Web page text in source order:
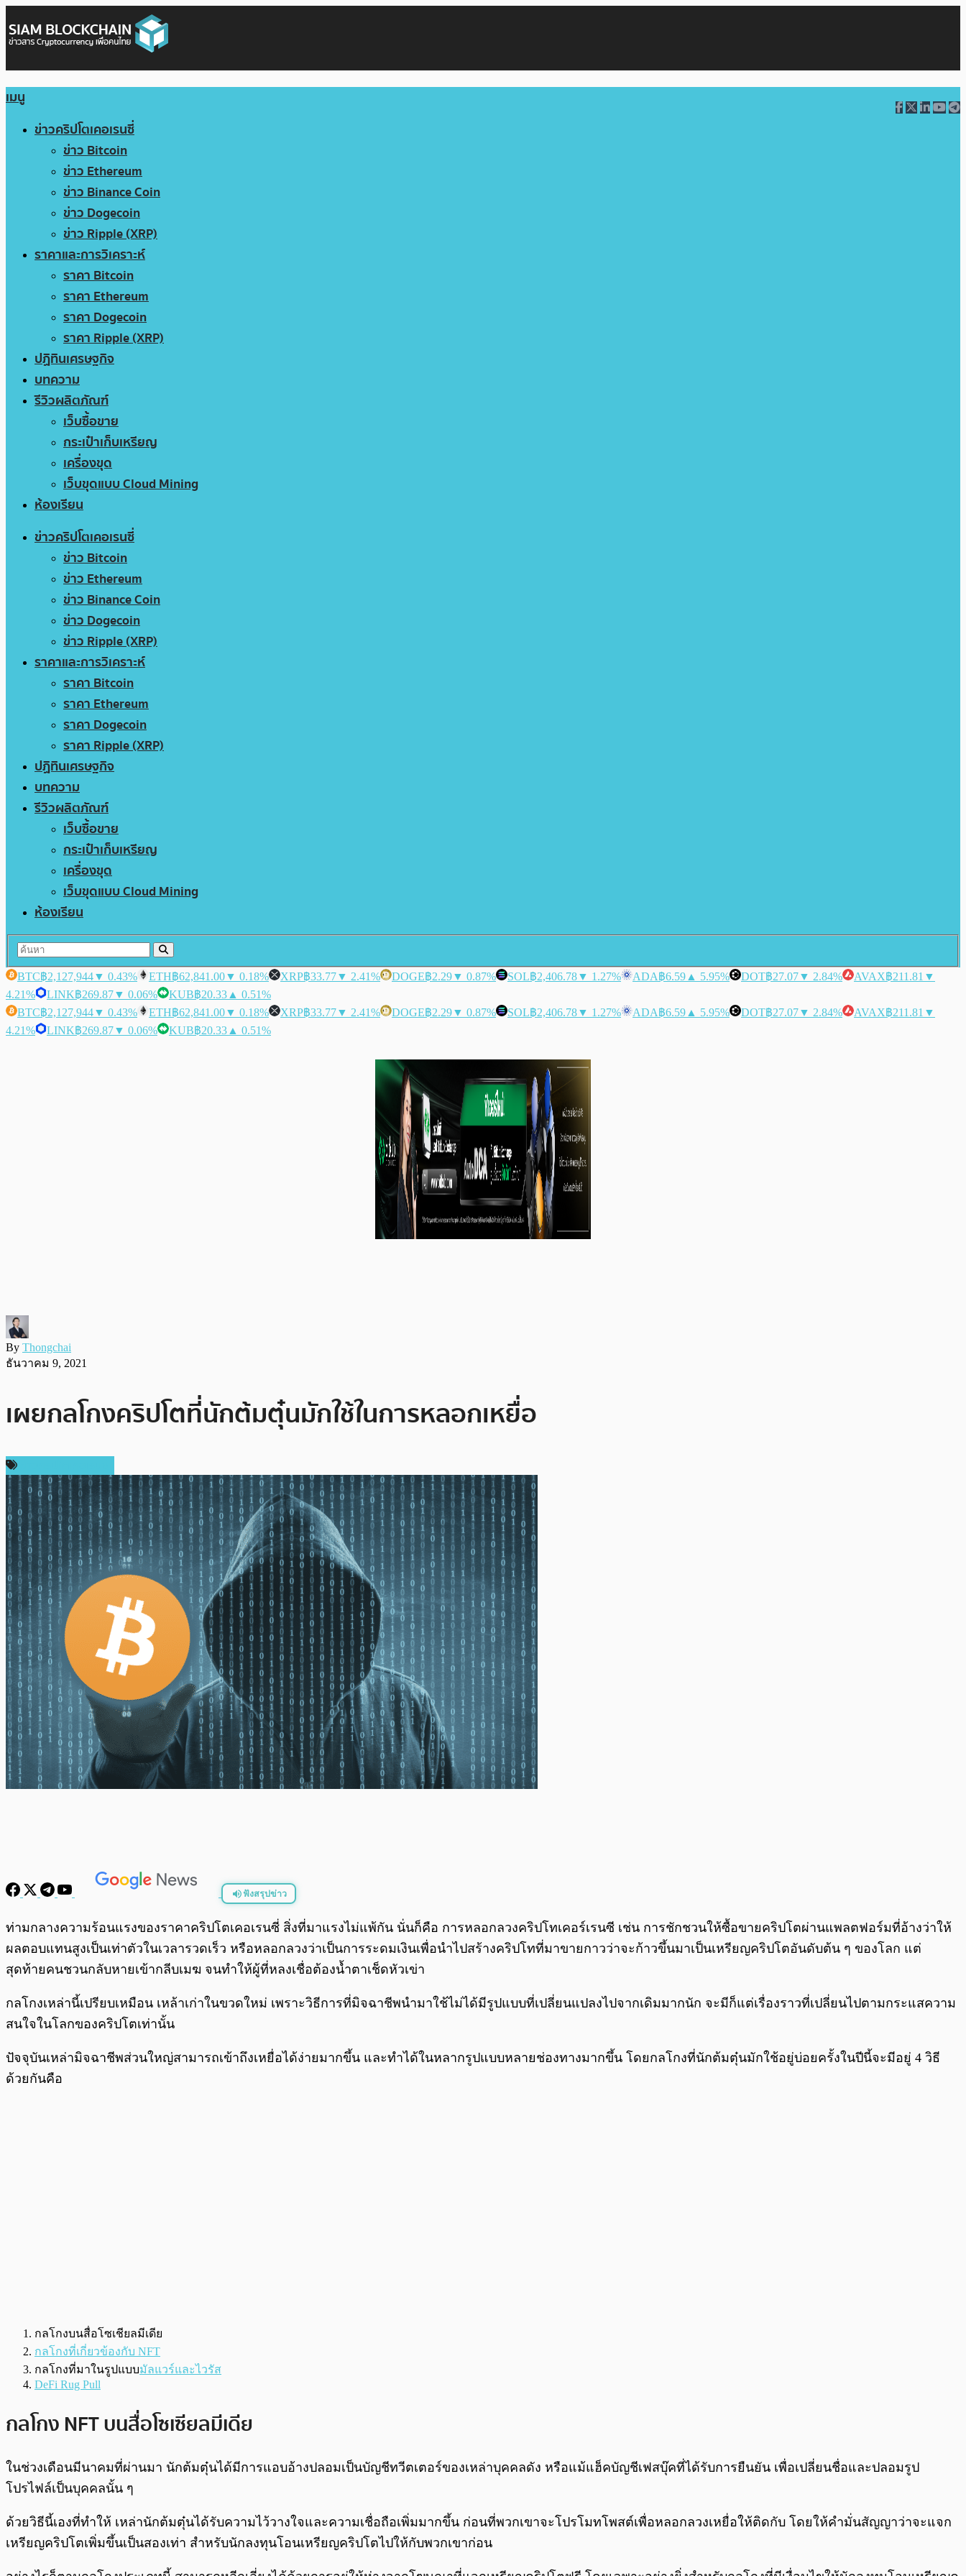
เมนู
ข่าวคริปโตเคอเรนซี่
ข่าว Bitcoin
ข่าว Ethereum
ข่าว Binance Coin
ข่าว Dogecoin
ข่าว Ripple (XRP)
ราคาและการวิเคราะห์
ราคา Bitcoin
ราคา Ethereum
ราคา Dogecoin
ราคา Ripple (XRP)
ปฏิทินเศรษฐกิจ
บทความ
รีวิวผลิตภัณฑ์
เว็บซื้อขาย
กระเป๋าเก็บเหรียญ
เครื่องขุด
เว็บขุดแบบ Cloud Mining
ห้องเรียน
ข่าวคริปโตเคอเรนซี่
ข่าว Bitcoin
ข่าว Ethereum
ข่าว Binance Coin
ข่าว Dogecoin
ข่าว Ripple (XRP)
ราคาและการวิเคราะห์
ราคา Bitcoin
ราคา Ethereum
ราคา Dogecoin
ราคา Ripple (XRP)
ปฏิทินเศรษฐกิจ
บทความ
รีวิวผลิตภัณฑ์
เว็บซื้อขาย
กระเป๋าเก็บเหรียญ
เครื่องขุด
เว็บขุดแบบ Cloud Mining
ห้องเรียน
BTC฿2,127,944▼ 0.43% ETH฿62,841.00▼ 0.18% XRP฿33.77▼ 2.41% DOGE฿2.29▼ 0.87% SOL฿2,406.78▼ 1.27% ADA฿6.59 ▲ 5.95% DOT฿27.07▼ 2.84% AVAX฿211.81 ▼
4.21%
LINK฿269.87▼ 0.06% KUB฿20.33 ▲ 0.51%
BTC฿2,127,944▼ 0.43% ETH฿62,841.00▼ 0.18% XRP฿33.77▼ 2.41% DOGE฿2.29▼ 0.87% SOL฿2,406.78▼ 1.27% ADA฿6.59 ▲ 5.95% DOT฿27.07▼ 2.84% AVAX฿211.81 ▼
4.21%
LINK฿269.87▼ 0.06% KUB฿20.33 ▲ 0.51%
By Thongchai
ธันวาคม 9, 2021
เผยกลโกงคริปโตที่นักต้มตุ๋นมักใช้ในการหลอกเหยื่อ
ฟังสรุปข่าว
0:00/ 0:00
ท่ามกลางความร้อนแรงของราคาคริปโตเคอเรนซี่ สิ่งที่มาแรงไม่แพ้กัน นั่นก็คือ การหลอกลวงคริปโทเคอร์เรนซี เช่น การชักชวนให้ซื้อขายคริปโตผ่านแพลตฟอร์มที่อ้างว่าให้
ผลตอบแทนสูงเป็นเท่าตัวในเวลารวดเร็ว หรือหลอกลวงว่าเป็นการระดมเงินเพื่อนำไปสร้างคริปโทที่มาขายกาวว่าจะก้าวขึ้นมาเป็นเหรียญคริปโตอันดับต้น ๆ ของโลก แต่
สุดท้ายคนชวนกลับหายเข้ากลีบเมฆ จนทำให้ผู้ที่หลงเชื่อต้องน้ำตาเช็ดหัวเข่า
กลโกงเหล่านี้เปรียบเหมือน เหล้าเก่าในขวดใหม่ เพราะวิธีการที่มิจฉาชีพนำมาใช้ไม่ได้มีรูปแบบที่เปลี่ยนแปลงไปจากเดิมมากนัก จะมีก็แต่เรื่องราวที่เปลี่ยนไปตามกระแสความ
สนใจในโลกของคริปโตเท่านั้น
ปัจจุบันเหล่ามิจฉาชีพส่วนใหญ่สามารถเข้าถึงเหยื่อได้ง่ายมากขึ้น และทำได้ในหลากรูปแบบหลายช่องทางมากขึ้น โดยกลโกงที่นักต้มตุ๋นมักใช้อยู่บ่อยครั้งในปีนี้จะมีอยู่ 4 วิธี
ด้วยกันคือ
กลโกงบนสื่อโซเชียลมีเดีย
กลโกงที่เกี่ยวข้องกับ NFT
กลโกงที่มาในรูปแบบมัลแวร์และไวรัส
DeFi Rug Pull
กลโกง NFT บนสื่อโซเซียลมีเดีย
ในช่วงเดือนมีนาคมที่ผ่านมา นักต้มตุ๋นได้มีการแอบอ้างปลอมเป็นบัญชีทวีตเตอร์ของเหล่าบุคคลดัง หรือแม้แฮ็คบัญชีเฟสบุ๊คที่ได้รับการยืนยัน เพื่อเปลี่ยนชื่อและปลอมรูป
โปรไฟล์เป็นบุคคลนั้น ๆ
ด้วยวิธีนี้เองที่ทำให้ เหล่านักต้มตุ๋นได้รับความไว้วางใจและความเชื่อถือเพิ่มมากขึ้น ก่อนที่พวกเขาจะโปรโมทโพสต์เพื่อหลอกลวงเหยื่อให้ติดกับ โดยให้คำมั่นสัญญาว่าจะแจก
เหรียญคริปโตเพิ่มขึ้นเป็นสองเท่า สำหรับนักลงทุนโอนเหรียญคริปโตไปให้กับพวกเขาก่อน